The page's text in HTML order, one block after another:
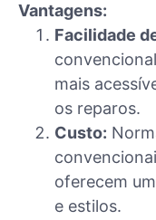
Vantagens:
Facilidade
mais
os reparos.
Custo:
oferecem
e estilos.